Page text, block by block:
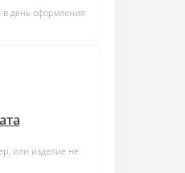
в день оформления
или изделие не